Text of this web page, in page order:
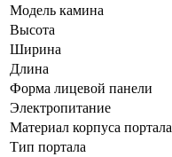
Модель камина
Высота
Ширина
Длина
Форма лицевой панели
Электропитание
Материал корпуса портала
Тип портала